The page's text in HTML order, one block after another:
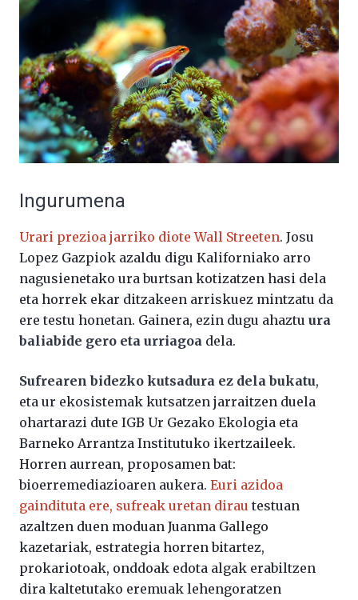
Ingurumena
Urari prezioa jarriko diote Wall Streeten. Josu
Lopez Gazpiok azaldu digu Kaliforniako arro
nagusienetako ura burtsan kotizatzen hasi dela
eta horrek ekar ditzakeen arriskuez mintzatu da
ere testu honetan. Gainera, ezin dugu ahaztu ura
baliabide gero eta urriagoa dela.
Sufrearen bidezko kutsadura ez dela bukatu,
eta ur ekosistemak kutsatzen jarraitzen duela
ohartarazi dute IGB Ur Gezako Ekologia eta
Barneko Arrantza Institutuko ikertzaileek.
Horren aurrean, proposamen bat:
bioerremediazioaren aukera. Euri azidoa
gaindituta ere, sufreak uretan dirau testuan
azaltzen duen moduan Juanma Gallego
kazetariak, estrategia horren bitartez,
prokariotoak, onddoak edota algak erabiltzen
dira kaltetutako eremuak lehengoratzen